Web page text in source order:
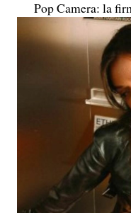
Pop Camera: la